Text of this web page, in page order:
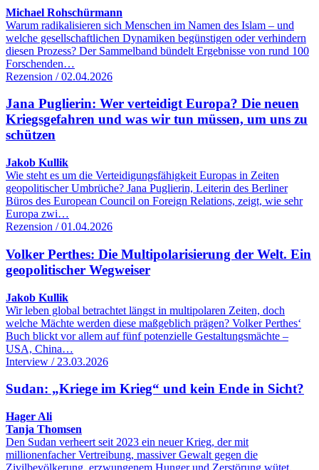
Michael Rohschürmann
Warum radikalisieren sich Menschen im Namen des Islam – und
welche gesellschaftlichen Dynamiken begünstigen oder verhindern
diesen Prozess? Der Sammelband bündelt Ergebnisse von rund 100
Forschenden…
Rezension / 02.04.2026
Jana Puglierin: Wer verteidigt Europa? Die neuen
Kriegsgefahren und was wir tun müssen, um uns zu
schützen
Jakob Kullik
Wie steht es um die Verteidigungsfähigkeit Europas in Zeiten
geopolitischer Umbrüche? Jana Puglierin, Leiterin des Berliner
Büros des European Council on Foreign Relations, zeigt, wie sehr
Europa zwi…
Rezension / 01.04.2026
Volker Perthes: Die Multipolarisierung der Welt. Ein
geopolitischer Wegweiser
Jakob Kullik
Wir leben global betrachtet längst in multipolaren Zeiten, doch
welche Mächte werden diese maßgeblich prägen? Volker Perthes‘
Buch blickt vor allem auf fünf potenzielle Gestaltungsmächte –
USA, China…
Interview / 23.03.2026
Sudan: „Kriege im Krieg“ und kein Ende in Sicht?
Hager Ali
Tanja Thomsen
Den Sudan verheert seit 2023 ein neuer Krieg, der mit
millionenfacher Vertreibung, massiver Gewalt gegen die
Zivilbevölkerung, erzwungenem Hunger und Zerstörung wütet.